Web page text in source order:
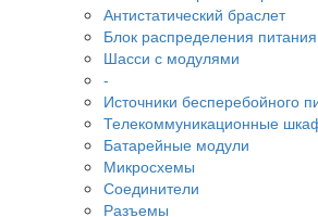
Антистатический браслет
Блок распределения питания
Шасси с модулями
-
Источники бесперебойного
Телекоммуникационные
Батарейные модули
Микросхемы
Соединители
Разъемы